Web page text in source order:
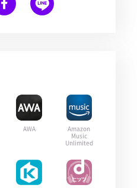
AWA
Amazon
Music
Unlimited